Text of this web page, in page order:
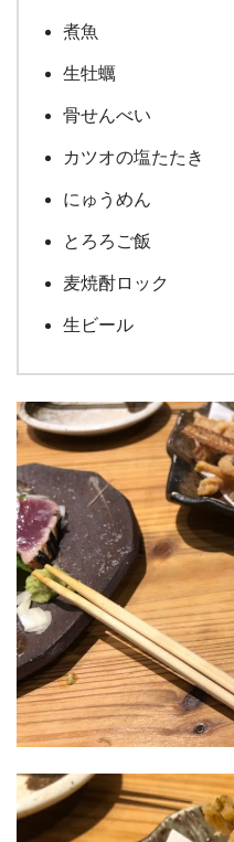
煮魚
生牡蠣
骨せんべい
カツオの塩たたき
にゅうめん
とろろご飯
麦焼酎ロック
生ビール